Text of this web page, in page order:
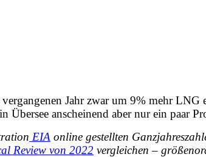
Jahr zwar um 9% mehr
anscheinend aber nur ein paar
EIA online gestellten
Review von 2022 vergleichen –